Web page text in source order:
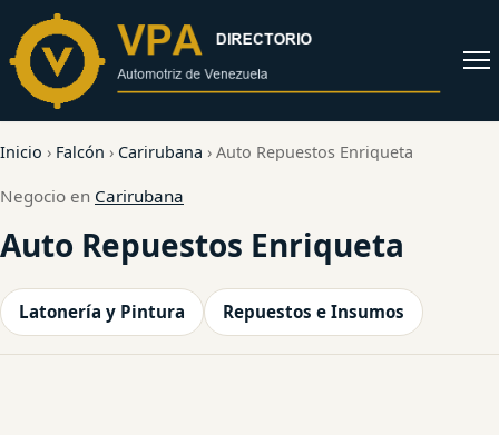
contenido
Abrir
Inicio › Falcón › Carirubana › Auto Repuestos Enriqueta
Negocio en Carirubana
Auto Repuestos Enriqueta
Latonería y Pintura Repuestos e Insumos